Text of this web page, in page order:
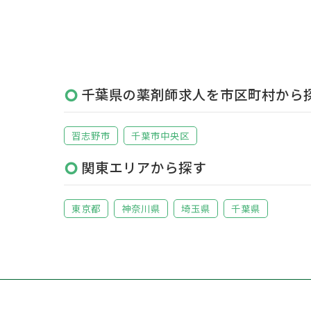
千葉県の薬剤師求人を市区町村から
習志野市 千葉市中央区
関東エリアから探す
東京都 神奈川県 埼玉県 千葉県